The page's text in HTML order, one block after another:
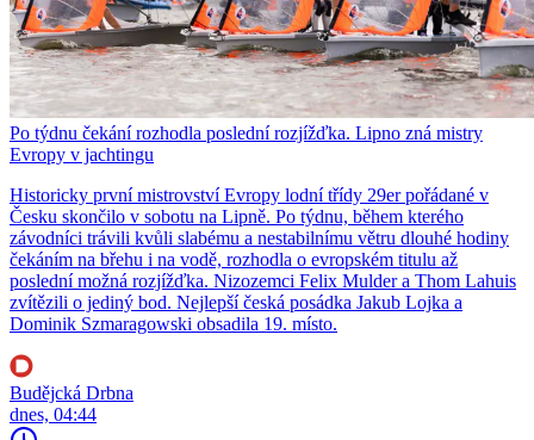
Po týdnu čekání rozhodla poslední rozjížďka. Lipno zná mistry
Evropy v jachtingu
Historicky první mistrovství Evropy lodní třídy 29er pořádané v
Česku skončilo v sobotu na Lipně. Po týdnu, během kterého
závodníci trávili kvůli slabému a nestabilnímu větru dlouhé hodiny
čekáním na břehu i na vodě, rozhodla o evropském titulu až
poslední možná rozjížďka. Nizozemci Felix Mulder a Thom Lahuis
zvítězili o jediný bod. Nejlepší česká posádka Jakub Lojka a
Dominik Szmaragowski obsadila 19. místo.
Budějcká Drbna
dnes, 04:44